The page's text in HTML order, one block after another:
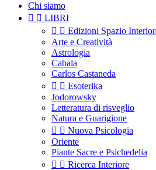
Chi siamo
  LIBRI
  Edizioni Spazio
Arte e Creatività
Astrologia
Cabala
Carlos Castaneda
  Esoterika
Jodorowsky
Letteratura di risveglio
Natura e Guarigione
  Nuova Psicologia
Oriente
Piante Sacre e Psichedelia
  Ricerca Interiore